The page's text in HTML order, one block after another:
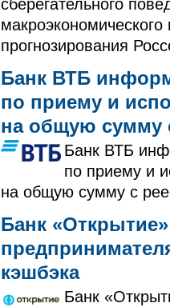
сберегательного
прогнозирования
Банк ВТБ
по приему и
на общую сумму
Банк ВТБ
по приему и
на общую сумму с
Банк
кэшбэка
Банк